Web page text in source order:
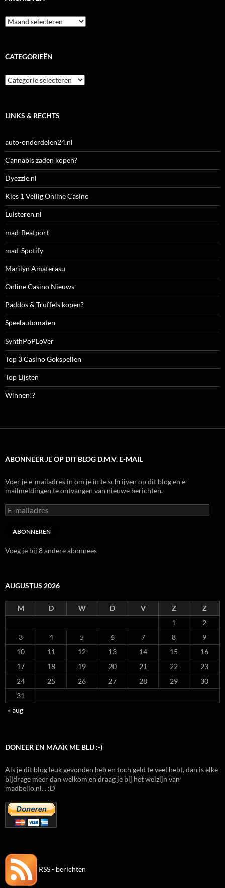
Archieven
CATEGORIEËN
Categorieën
LINKS & RECHTS
auto-onderdelen24.nl
Cannabis zaden kopen?
Dyezzie.nl
Kies 1 Veilig Online Casino
Luisteren.nl
mad-Beatport
mad-Spotify
Marilyn Amaterasu
Online Casino Nieuws
Paddos & Truffels kopen?
Speelautomaten
SynthPoPLoVer
Top 3 Casino Gokspellen
Top Lijsten
Winnen!?
ABONNEER JE OP DIT BLOG D.M.V. E-MAIL
Voer je e-mailadres in om je in te schrijven op dit blog en e-
mailmeldingen te ontvangen van nieuwe berichten.
E-
mailadres
ABONNEREN
Voeg je bij 8 andere abonnees
AUGUSTUS 2026
M D W D V Z
Z
1
2
3
4 5 6 7 8
9
10
11 12 13 14 15
16
17
18 19 20 21 22
23
24
25 26 27 28 29
30
31
« aug
DONEER EN MAAK ME BLIJ :-)
Als je dit blog leuk gevonden heb en toch geld te veel hebt, dan is elke
bijdrage meer dan welkom en draag je bij het welzijn van
madbello.nl... :D
RSS - berichten